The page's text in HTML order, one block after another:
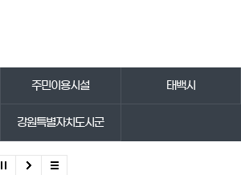
주민이용시설 태백시
강원특별자치도시군